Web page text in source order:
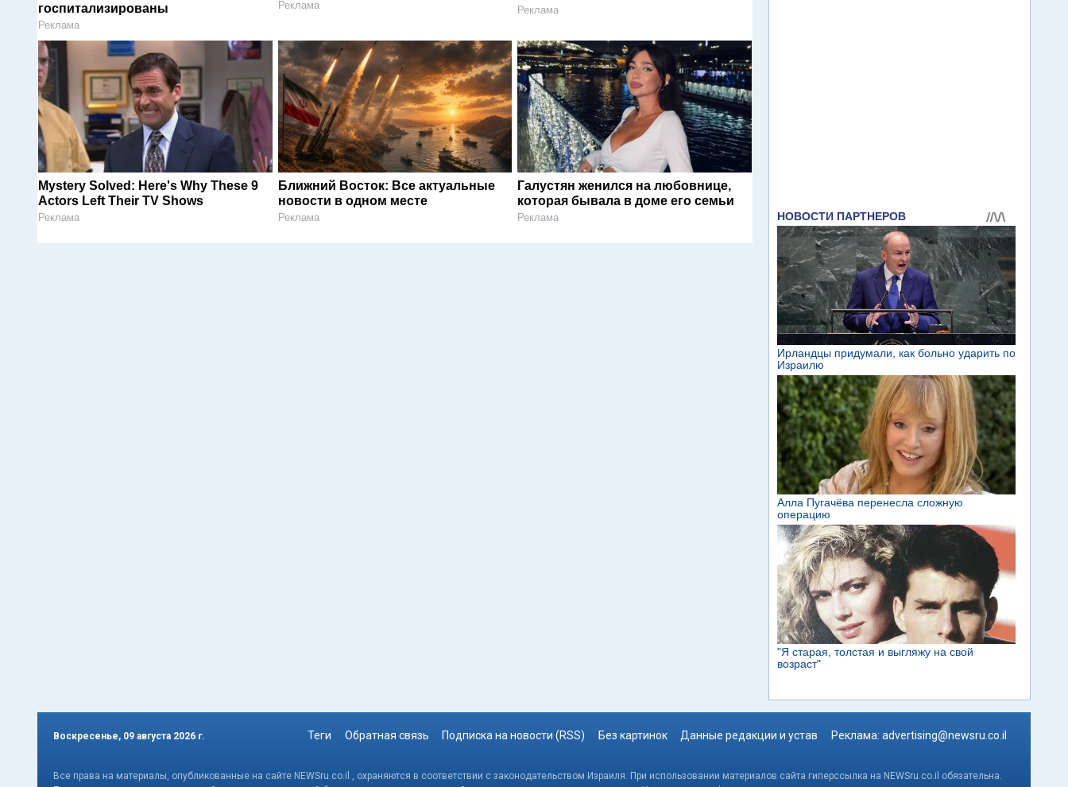
госпитализированы
Реклама
Реклама Реклама
Mystery Solved: Here's Why These 9
Actors Left Their TV Shows
Реклама
Ближний Восток: Все актуальные
новости в одном месте
Реклама
Галустян женился на любовнице,
которая бывала в доме его семьи
Реклама
Воскресенье, 09 августа 2026 г. Теги Обратная связь Подписка на новости (RSS) Без картинок Данные редакции и устав Реклама: advertising@newsru.co.il
Все права на материалы, опубликованные на сайте NEWSru.co.il , охраняются в соответствии с законодательством Израиля. При использовании материалов сайта гиперссылка на NEWSru.co.il обязательна.